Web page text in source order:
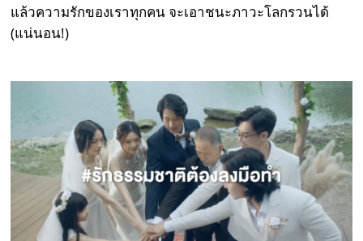
แล้วความรักของเราทุกคน จะเอาชนะภาวะโลกรวนได้
(แน่นอน!)